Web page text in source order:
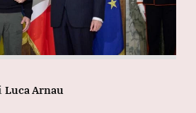
Luca Arnau